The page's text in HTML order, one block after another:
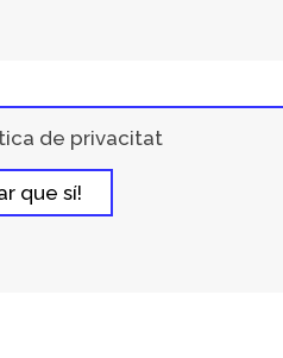
de privacitat
que sí!